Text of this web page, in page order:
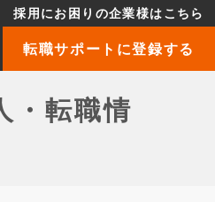
採用にお困りの企業様はこちら
転職サポートに登録する
・転職情